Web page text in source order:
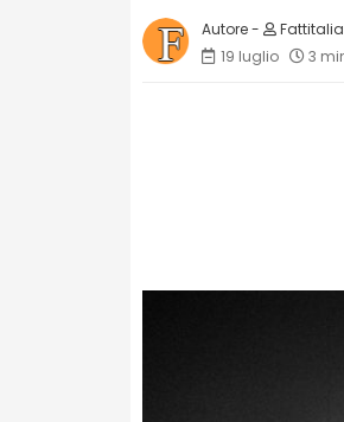
19 luglio
3